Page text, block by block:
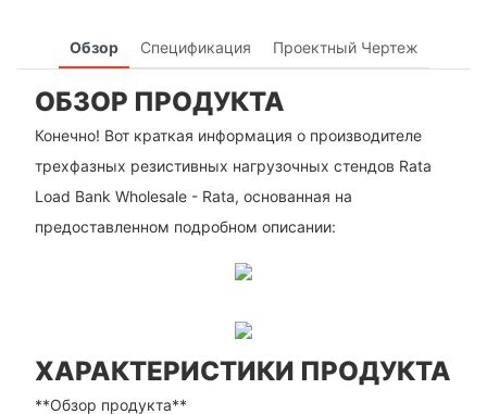
Обзор Спецификация Проектный Чертеж
ОБЗОР ПРОДУКТА
Конечно! Вот краткая информация о производителе
трехфазных резистивных нагрузочных стендов Rata
Load Bank Wholesale - Rata, основанная на
предоставленном подробном описании:
ХАРАКТЕРИСТИКИ ПРОДУКТА
**Обзор продукта**